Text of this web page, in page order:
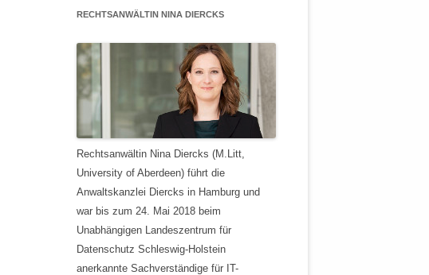
RECHTSANWÄLTIN NINA DIERCKS
Rechtsanwältin Nina Diercks (M.Litt,
University of Aberdeen) führt die
Anwaltskanzlei Diercks in Hamburg und
war bis zum 24. Mai 2018 beim
Unabhängigen Landeszentrum für
Datenschutz Schleswig-Holstein
anerkannte Sachverständige für IT-